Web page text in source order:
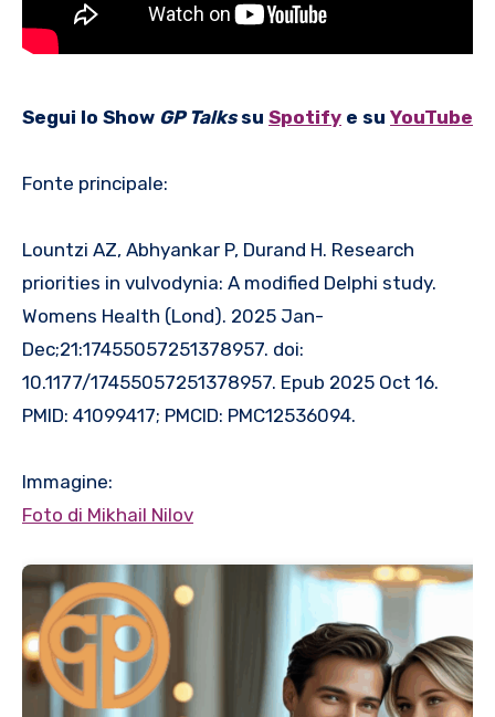
Segui lo Show GP Talkssu Spotify e su YouTube
Fonte principale:
Lountzi AZ, Abhyankar P, Durand H. Research
priorities in vulvodynia: A modified Delphi study.
Womens Health (Lond). 2025 Jan-
Dec;21:17455057251378957. doi:
10.1177/17455057251378957. Epub 2025 Oct 16.
PMID: 41099417; PMCID: PMC12536094.
Immagine:
Foto di Mikhail Nilov